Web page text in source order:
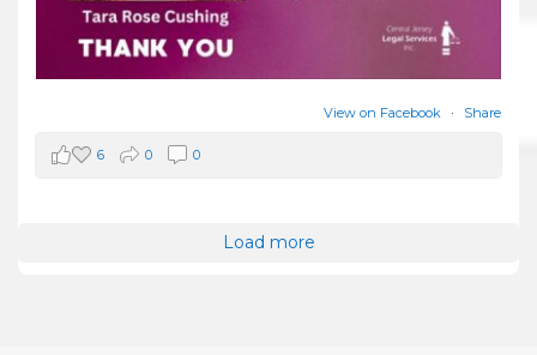
View on Facebook · Share
6 0 0
Load more